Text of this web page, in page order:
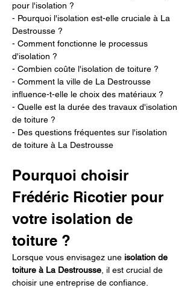
pour l'isolation ?
- Pourquoi l'isolation est-elle cruciale à La
Destrousse ?
- Comment fonctionne le processus
d'isolation ?
- Combien coûte l'isolation de toiture ?
- Comment la ville de La Destrousse
influence-t-elle le choix des matériaux ?
- Quelle est la durée des travaux d'isolation
de toiture ?
- Des questions fréquentes sur l'isolation
de toiture à La Destrousse
Pourquoi choisir
Frédéric Ricotier pour
votre isolation de
toiture ?
Lorsque vous envisagez une isolation de
toiture à La Destrousse , il est crucial de
choisir une entreprise de confiance.